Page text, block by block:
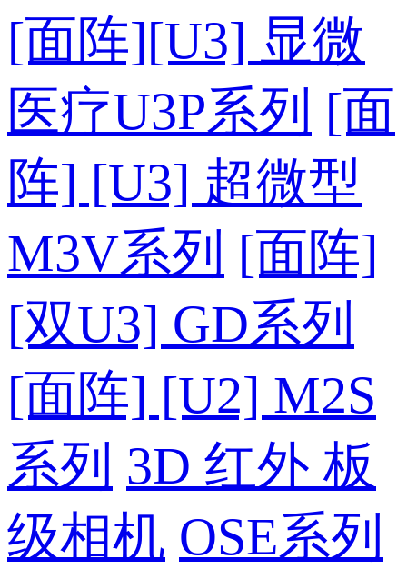
[面阵][U3] 显微
医疗U3P系列 [面
阵] [U3] 超微型
M3V系列 [面阵]
[双U3] GD系列
[面阵] [U2] M2S
系列 3D 红外 板
级相机 OSE系列